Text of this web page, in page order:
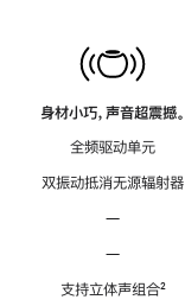
身材小巧，声音超震撼。
全频驱动单元
双振动抵消无源辐射器
—
—
支持立体声组合脚
²